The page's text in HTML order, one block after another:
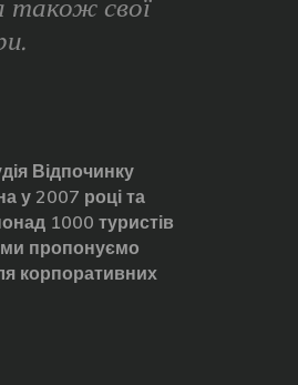
також свої
Відпочинку
у 2007 році та
1000 туристів
ми пропонуємо
корпоративних